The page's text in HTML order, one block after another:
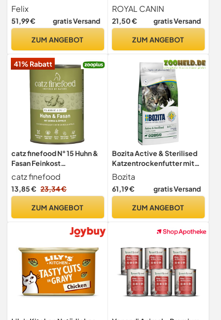
Geschmacksvielfalt vom
Land, 4er Pack, (4 x 24
Beutel à 85g)
Felix
51,99 € gratis Versand
ZUM ANGEBOT
2 x 400 g
ROYAL CANIN
21,50 € gratis Versand
ZUM ANGEBOT
41% Rabatt
catz finefood N° 15 Huhn &
Fasan Feinkost
Katzenfutter nass,
verfeinert mit Quinoa &
Kresse, 6 x 400g Dosen
catz finefood
13,85 € 23,34 €
ZUM ANGEBOT
Bozita Active & Sterilised
Katzentrockenfutter mit
Lamm – 10 kg–
getreidefreies
Katzenfutter für
– 33 % Protein, 20 % Fett –
Bozita
61,19 € gratis Versand
ZUM ANGEBOT